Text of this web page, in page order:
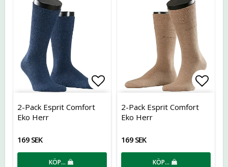
Lägg till i favoritlistan
2-Pack Esprit Comfort
Eko Herr
169 SEK
KÖP…
2-Pack Esprit Comfort
Eko Herr
169 SEK
KÖP…